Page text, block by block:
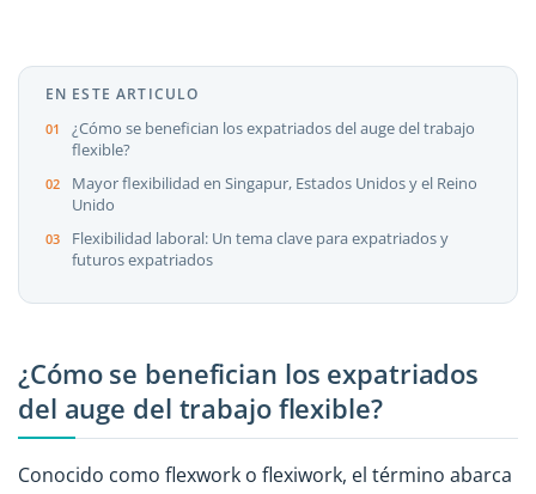
EN ESTE ARTICULO
¿Cómo se benefician los expatriados del auge del trabajo
flexible?
Mayor flexibilidad en Singapur, Estados Unidos y el Reino
Unido
Flexibilidad laboral: Un tema clave para expatriados y
futuros expatriados
¿Cómo se benefician los expatriados
del auge del trabajo flexible?
Conocido como flexwork o flexiwork, el término abarca